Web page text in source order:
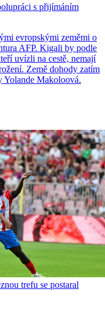
s přijímáním
evropskými zeměmi o
AFP. Kigali by podle
uvízli na cestě, nemají
Země dohody zatím
Yolande Makoloová.
trefu se postaral